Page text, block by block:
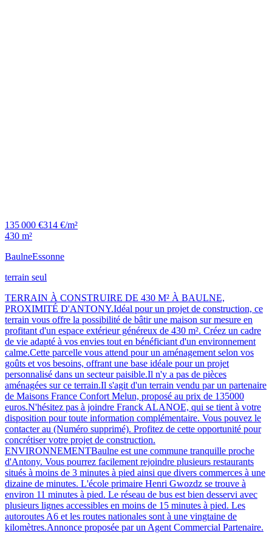
135 000 €314 €/m²
430 m²
BaulneEssonne
terrain seul
TERRAIN À CONSTRUIRE DE 430 M² À BAULNE,
PROXIMITÉ D'ANTONY.Idéal pour un projet de construction, ce
terrain vous offre la possibilité de bâtir une maison sur mesure en
profitant d'un espace extérieur généreux de 430 m². Créez un cadre
de vie adapté à vos envies tout en bénéficiant d'un environnement
calme.Cette parcelle vous attend pour un aménagement selon vos
goûts et vos besoins, offrant une base idéale pour un projet
personnalisé dans un secteur paisible.Il n'y a pas de pièces
aménagées sur ce terrain.Il s'agit d'un terrain vendu par un partenaire
de Maisons France Confort Melun, proposé au prix de 135000
euros.N'hésitez pas à joindre Franck ALANOE, qui se tient à votre
disposition pour toute information complémentaire. Vous pouvez le
contacter au (Numéro supprimé). Profitez de cette opportunité pour
concrétiser votre projet de construction.
ENVIRONNEMENTBaulne est une commune tranquille proche
d'Antony. Vous pourrez facilement rejoindre plusieurs restaurants
situés à moins de 3 minutes à pied ainsi que divers commerces à une
dizaine de minutes. L'école primaire Henri Gwozdz se trouve à
environ 11 minutes à pied. Le réseau de bus est bien desservi avec
plusieurs lignes accessibles en moins de 15 minutes à pied. Les
autoroutes A6 et les routes nationales sont à une vingtaine de
kilomètres.Annonce proposée par un Agent Commercial Partenaire.